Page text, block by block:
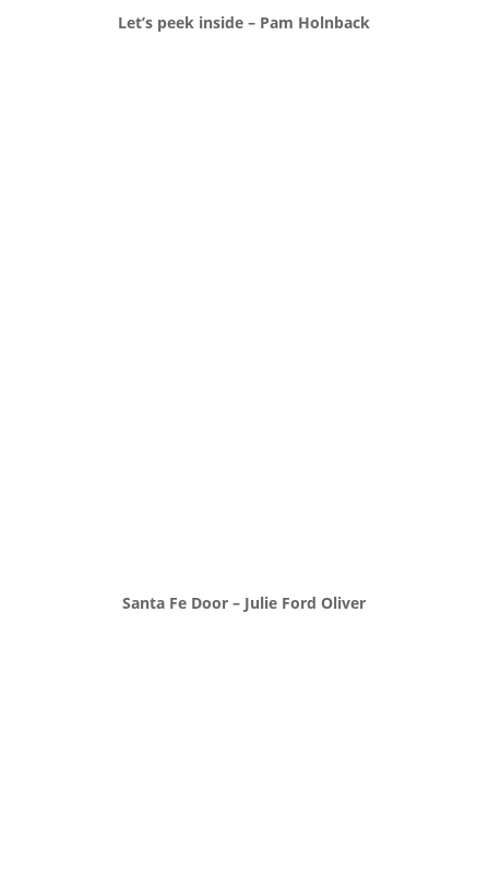
Let’s peek inside – Pam Holnback
Santa Fe Door – Julie Ford Oliver